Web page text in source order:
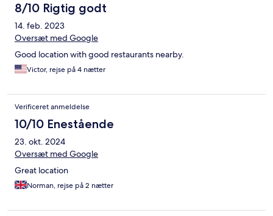
8/10 Rigtig godt
14. feb. 2023
Oversæt med Google
Good location with good restaurants nearby.
Victor, rejse på 4 nætter
Verificeret anmeldelse
10/10 Enestående
23. okt. 2024
Oversæt med Google
Great location
Norman, rejse på 2 nætter